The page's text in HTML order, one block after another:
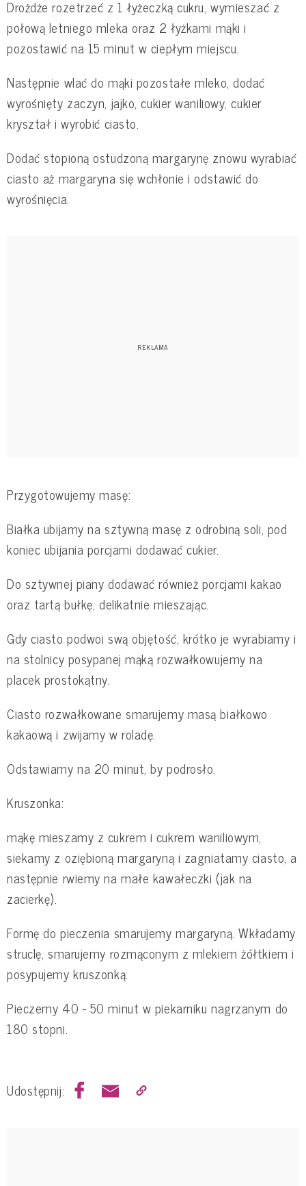
Drożdże rozetrzeć z 1 łyżeczką cukru, wymieszać z
połową letniego mleka oraz 2 łyżkami mąki i
pozostawić na 15 minut w ciepłym miejscu.
Następnie wlać do mąki pozostałe mleko, dodać
wyrośnięty zaczyn, jajko, cukier waniliowy, cukier
kryształ i wyrobić ciasto.
Dodać stopioną ostudzoną margarynę znowu wyrabiać
ciasto aż margaryna się wchłonie i odstawić do
wyrośnięcia.
Przygotowujemy masę:
Białka ubijamy na sztywną masę z odrobiną soli, pod
koniec ubijania porcjami dodawać cukier.
Do sztywnej piany dodawać również porcjami kakao
oraz tartą bułkę, delikatnie mieszając.
Gdy ciasto podwoi swą objętość, krótko je wyrabiamy i
na stolnicy posypanej mąką rozwałkowujemy na
placek prostokątny.
Ciasto rozwałkowane smarujemy masą białkowo
kakaową i zwijamy w roladę.
Odstawiamy na 20 minut, by podrosło.
Kruszonka:
mąkę mieszamy z cukrem i cukrem waniliowym,
siekamy z oziębioną margaryną i zagniatamy ciasto, a
następnie rwiemy na małe kawałeczki (jak na
zacierkę).
Formę do pieczenia smarujemy margaryną. Wkładamy
struclę, smarujemy rozmąconym z mlekiem żółtkiem i
posypujemy kruszonką.
Pieczemy 40 - 50 minut w piekarniku nagrzanym do
180 stopni.
Udostępnij: